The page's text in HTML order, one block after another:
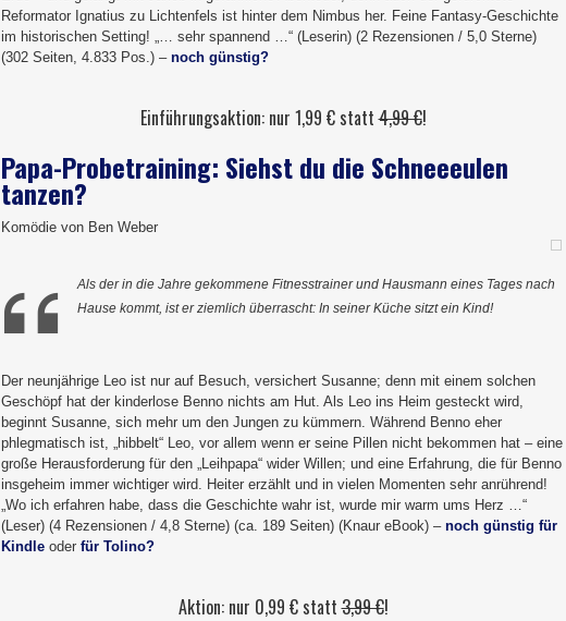
Reformator Ignatius zu Lichtenfels ist hinter dem Nimbus her. Feine Fantasy-Geschichte
im historischen Setting! „… sehr spannend …“ (Leserin) (2 Rezensionen / 5,0 Sterne)
(302 Seiten, 4.833 Pos.) – noch günstig?
Einführungsaktion: nur 1,99 € statt4,99 €!
Papa-Probetraining: Siehst du die Schneeeulen
tanzen?
Komödie von Ben Weber
Als der in die Jahre gekommene Fitnesstrainer und Hausmann eines Tages nach
Hause kommt, ist er ziemlich überrascht: In seiner Küche sitzt ein Kind!
Der neunjährige Leo ist nur auf Besuch, versichert Susanne; denn mit einem solchen
Geschöpf hat der kinderlose Benno nichts am Hut. Als Leo ins Heim gesteckt wird,
beginnt Susanne, sich mehr um den Jungen zu kümmern. Während Benno eher
phlegmatisch ist, „hibbelt“ Leo, vor allem wenn er seine Pillen nicht bekommen hat – eine
große Herausforderung für den „Leihpapa“ wider Willen; und eine Erfahrung, die für Benno
insgeheim immer wichtiger wird. Heiter erzählt und in vielen Momenten sehr anrührend!
„Wo ich erfahren habe, dass die Geschichte wahr ist, wurde mir warm ums Herz …“
(Leser) (4 Rezensionen / 4,8 Sterne) (ca. 189 Seiten) (Knaur eBook) – noch günstig für
Kindle oder für Tolino?
Aktion: nur 0,99 € statt3,99 €!